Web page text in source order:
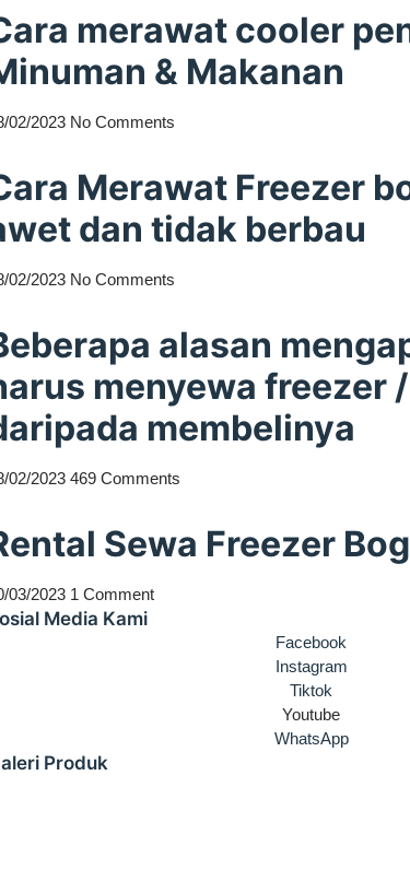
merawat cooler
& Makanan
02/2023 No Comments
Merawat Freezer
dan tidak berbau
02/2023 No Comments
alasan
menyewa freezer
membelinya
02/2023 469 Comments
Sewa Freezer
03/2023 1 Comment
Media Kami
Facebook
Instagram
Tiktok
Youtube
WhatsApp
Produk